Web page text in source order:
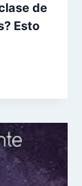
de
Esto